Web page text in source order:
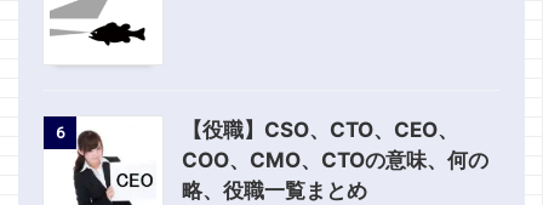
6
【役職】CSO、CTO、CEO、
COO、CMO、CTOの意味、何の
略、役職一覧まとめ